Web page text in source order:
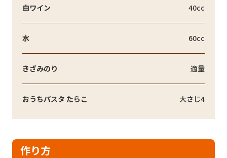
白ワイン 40cc
水 60cc
きざみのり 適量
おうちパスタ たらこ 大さじ4
作り方